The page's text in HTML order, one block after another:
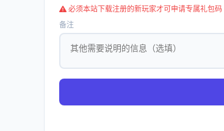
必须本站下载注册的新玩家才可申请专属礼包码
备注